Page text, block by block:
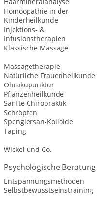
Homöopathie in der
Kinderheilkunde
Injektions- &
Infusionstherapien
Klassische Massage
Massagetherapie
Natürliche Frauenheilkunde
Ohrakupunktur
Pflanzenheilkunde
Sanfte Chiropraktik
Schröpfen
Spenglersan-Kolloide
Taping
Wickel und Co.
Psychologische Beratung
Entspannungsmethoden
Selbstbewusstseinstraining